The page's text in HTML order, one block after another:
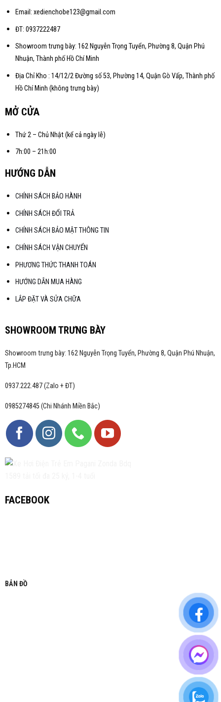
Email: xedienchobe123@gmail.com
ĐT: 0937222487
Showroom trưng bày: 162 Nguyễn Trọng Tuyển, Phường 8, Quận Phú
Nhuận, Thành phố Hồ Chí Minh
Địa Chỉ Kho : 14/12/2 Đường số 53, Phường 14, Quận Gò Vấp, Thành phố
Hồ Chí Minh (không trưng bày)
MỞ CỬA
Thứ 2 – Chủ Nhật (kể cả ngày lễ)
7h:00 – 21h:00
HƯỚNG DẪN
CHÍNH SÁCH BẢO HÀNH
CHÍNH SÁCH ĐỔI TRẢ
CHÍNH SÁCH BẢO MẬT THÔNG TIN
CHÍNH SÁCH VẬN CHUYỂN
PHƯƠNG THỨC THANH TOÁN
HƯỚNG DẪN MUA HÀNG
LẮP ĐẶT VÀ SỬA CHỮA
SHOWROOM TRƯNG BÀY
Showroom trưng bày: 162 Nguyễn Trọng Tuyển, Phường 8, Quận Phú Nhuận,
Tp.HCM
0937.222.487 (Zalo + ĐT)
0985274845 (Chi Nhánh Miền Bắc)
FACEBOOK
BẢN ĐỒ